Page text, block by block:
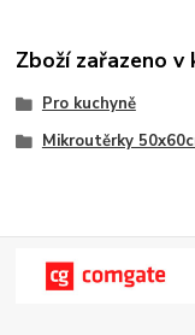
Zboží zařazeno v
Pro kuchyně
Mikroutěrky